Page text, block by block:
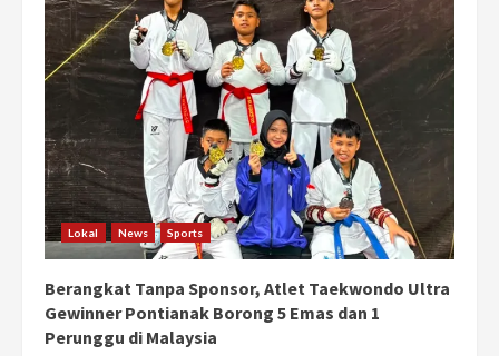
Lokal News Sports
Berangkat Tanpa Sponsor, Atlet Taekwondo Ultra
Gewinner Pontianak Borong 5 Emas dan 1
Perunggu di Malaysia